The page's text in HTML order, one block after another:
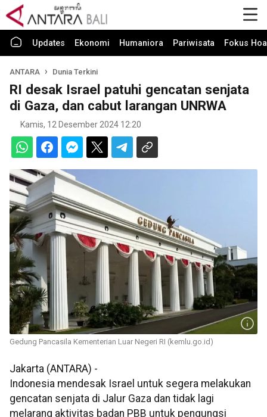
Updates Ekonomi Humaniora Pariwisata Fokus
ANTARA Dunia Terkini
RI desak Israel patuhi gencatan senjata
di Gaza, dan cabut larangan UNRWA
Kamis, 12 Desember 2024 12:20
Gedung Pancasila Kementerian Luar Negeri RI (kemlu.go.id)
Jakarta (ANTARA) -
Indonesia mendesak Israel untuk segera melakukan
gencatan senjata di Jalur Gaza dan tidak lagi
melarang aktivitas badan PBB untuk pengungsi